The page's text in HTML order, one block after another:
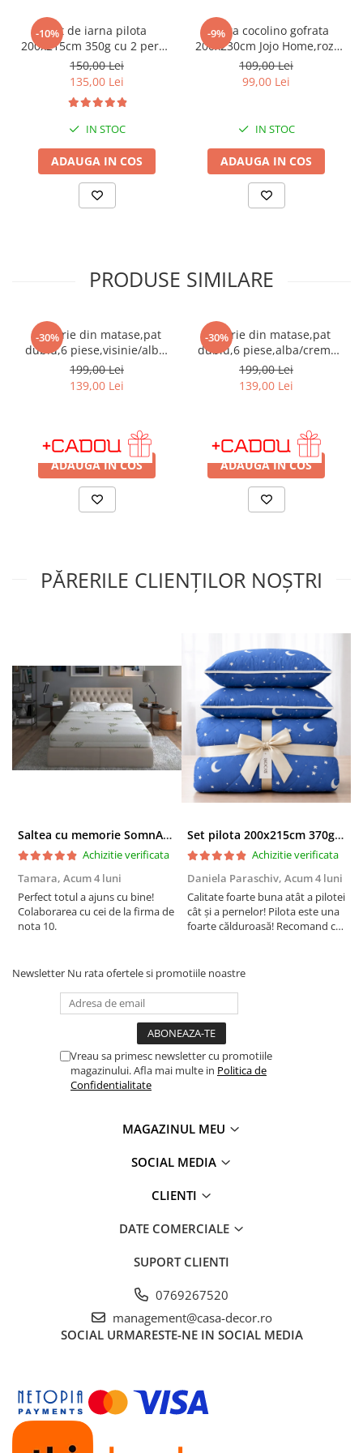
Lenjerii de pat matase
Pentru pat:
dublu
Cearceaf de pat:fara elastic
-10%Set de iarna pilota
200x215cm 350g cu 2 perne
50x70
150,00 Lei
135,00 Lei
IN STOC
ADAUGA IN COS
-9%
Patura cocolino gofrata
200x230cm Jojo Home,roz-
F048
109,00 Lei
99,00 Lei
IN STOC
ADAUGA IN COS
PRODUSE SIMILARE
-30%
Lenjerie din matase,pat
dublu,6 piese,visinie/alba-
A586
199,00 Lei
139,00 Lei
ADAUGA IN COS
-30%
Lenjerie din matase,pat
dublu,6 piese,alba/crem-
A581
199,00 Lei
139,00 Lei
ADAUGA IN COS
PĂRERILE CLIENȚILOR NOȘTRI
Saltea cu memorie SomnART XXL Memory Plus 160x190, înălțime 25cm, pentru persoane supraponderale, husă Aloe Vera detașabilă, rulată, fermitate mare
Achizitie verificata
Tamara, Acum 4 luni
Perfect totul a ajuns cu bine!
Colaborarea cu cei de la firma de
nota 10.
Set pilota 200x215cm 370g cu 2 perne 50x70,albastru- PLT36
Achizitie verificata
Daniela Paraschiv, Acum 4 luni
Calitate foarte buna atât a pilotei
cât și a pernelor! Pilota este una
foarte călduroasă! Recomand cu
Newsletter Nu rata ofertele si promotiile noastre
Vreau sa primesc newsletter cu promotiile
magazinului. Afla mai multe in Politica de
Confidentialitate
MAGAZINUL MEU
SOCIAL MEDIA
CLIENTI
DATE COMERCIALE
SUPORT CLIENTI
0769267520
management@casa-decor.ro
SOCIAL URMARESTE-NE IN SOCIAL MEDIA